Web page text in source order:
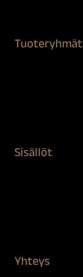
Tuoteryhmät
Sisällöt
Yhteys